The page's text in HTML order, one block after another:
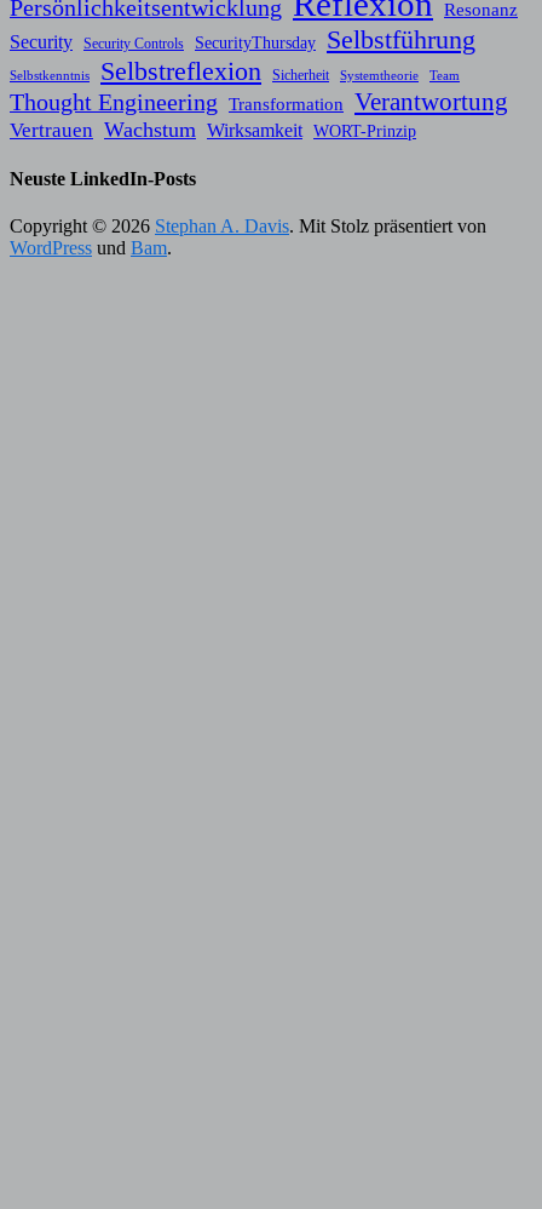
Persönlichkeitsentwicklung
Resonanz
Security
Security Controls SecurityThursday Selbstführung
Selbstkenntnis Selbstreflexion Sicherheit Systemtheorie Team
Thought Engineering Transformation Verantwortung
Vertrauen Wachstum Wirksamkeit WORT-Prinzip
Neuste LinkedIn-Posts
Copyright © 2026 Stephan A. Davis. Mit Stolz präsentiert von
WordPress und Bam.